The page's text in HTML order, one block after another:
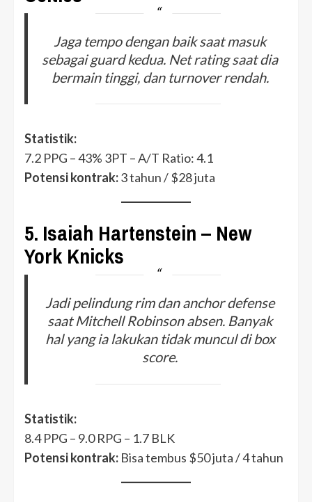
Jaga tempo dengan baik saat masuk
sebagai guard kedua. Net rating saat dia
bermain tinggi, dan turnover rendah.
Statistik:
7.2 PPG – 43% 3PT – A/T Ratio: 4.1
Potensi kontrak:3 tahun / $28 juta
5. Isaiah Hartenstein – New
York Knicks
Jadi pelindung rim dan anchor defense
saat Mitchell Robinson absen. Banyak
hal yang ia lakukan tidak muncul di box
score.
Statistik:
8.4 PPG – 9.0 RPG – 1.7 BLK
Potensi kontrak: Bisa tembus $50 juta / 4 tahun